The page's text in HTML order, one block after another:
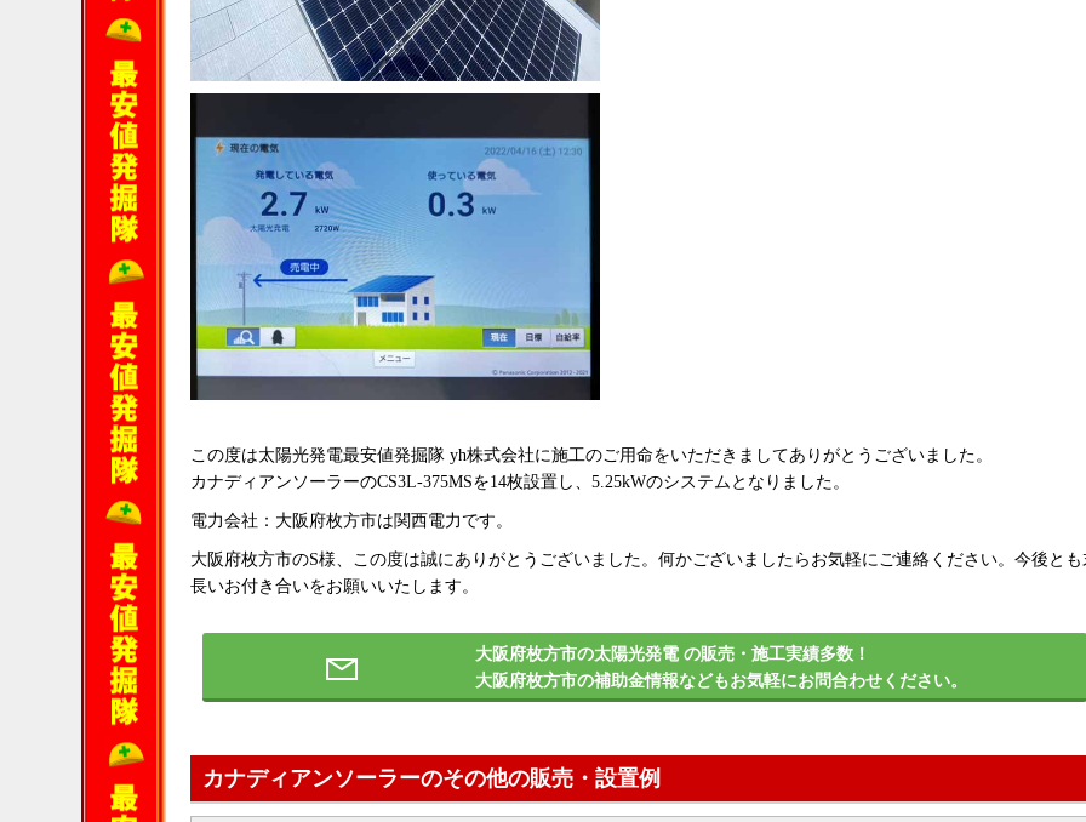
この度は太陽光発電最安値発掘隊 yh株式会社に施工のご用命をいただきましてありがとうございました。
カナディアンソーラーのCS3L-375MSを14枚設置し、5.25kWのシステムとなりました。
電力会社：大阪府枚方市は関西電力です。
大阪府枚方市のS様、この度は誠にありがとうございました。何かございましたらお気軽にご連絡ください。今後とも
長いお付き合いをお願いいたします。
大阪府枚方市の太陽光発電 の販売・施工実績多数！
大阪府枚方市の補助金情報などもお気軽にお問合わせください。
カナディアンソーラーのその他の販売・設置例